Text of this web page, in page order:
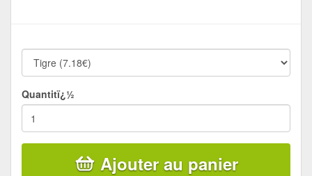
Quantitï¿½
Ajouter au panier